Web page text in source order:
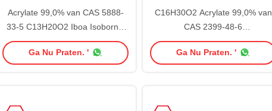
Acrylate 99,0% van CAS 5888-
33-5 C13H20O2 Iboa Isobornyl
Zuiverheid
Ga Nu Praten. '
C16H30O2 Acrylate 99,0% van
CAS 2399-48-6
Tetrahydrofurfuryl
Zuiverheidsthfa Monomeer
Ga Nu Praten. '